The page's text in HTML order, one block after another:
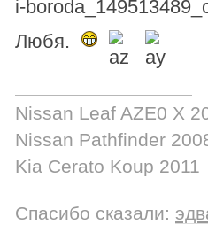
Любя.
Nissan Leaf AZE0 X
Nissan Pathfinder
Kia Cerato Koup 2011
Спасибо сказали: